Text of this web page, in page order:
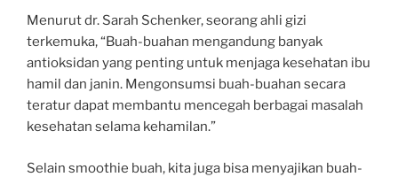
Menurut dr. Sarah Schenker, seorang ahli gizi
terkemuka, “Buah-buahan mengandung banyak
antioksidan yang penting untuk menjaga kesehatan ibu
hamil dan janin. Mengonsumsi buah-buahan secara
teratur dapat membantu mencegah berbagai masalah
kesehatan selama kehamilan.”
Selain smoothie buah, kita juga bisa menyajikan buah-